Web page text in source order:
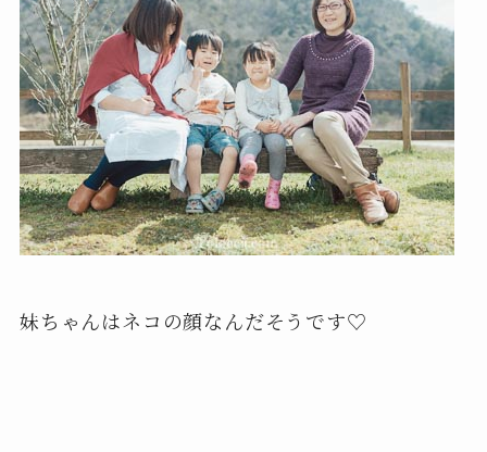
妹ちゃんはネコの顔なんだそうです♡